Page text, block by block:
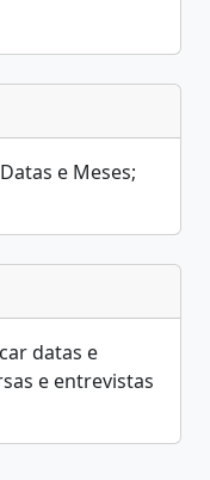
e Meses;
datas e
e entrevistas